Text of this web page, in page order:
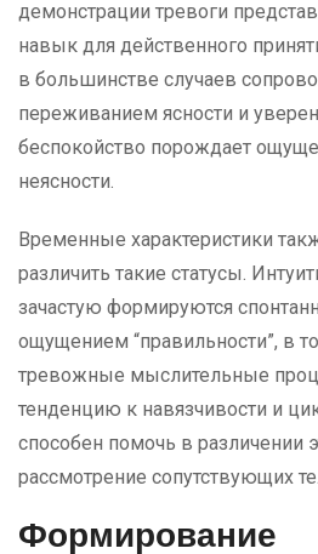
демонстрации тревоги
навык для действенного
в большинстве случаев
переживанием ясности и
беспокойство порождает
неясности.
Временные характеристики
различить такие статусы.
зачастую формируются
ощущением “правильности”, в
тревожные мыслительные
тенденцию к навязчивости и
способен помочь в различении
рассмотрение сопутствующих
Формирование